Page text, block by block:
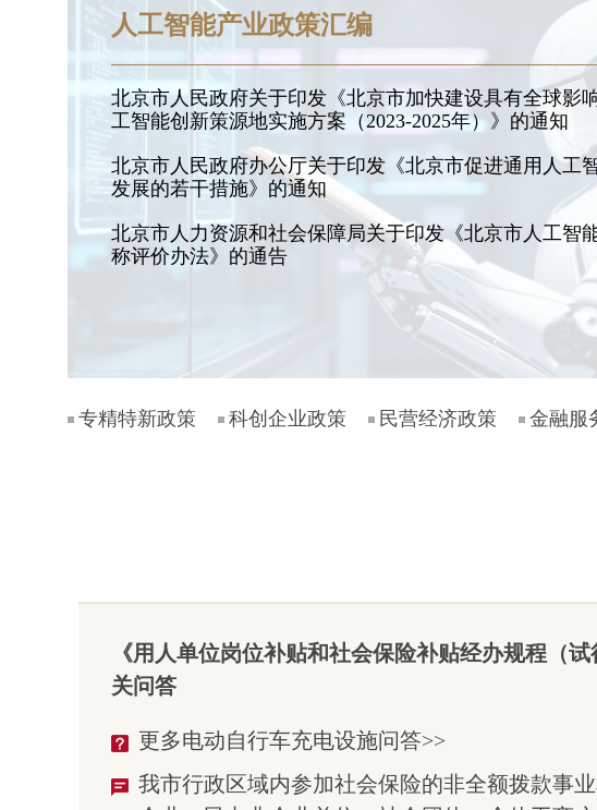
人工智能产业政策汇编
北京市人民政府关于印发《北京市加快建设具有全球影
工智能创新策源地实施方案（2023-2025年）》的通知
北京市人民政府办公厅关于印发《北京市促进通用人工
发展的若干措施》的通知
北京市人力资源和社会保障局关于印发《北京市人工智
称评价办法》的通告
专精特新政策 科创企业政策 民营经济政策 金融服
《用人单位岗位补贴和社会保险补贴经办规程（试
关问答
更多电动自行车充电设施问答>>
我市行政区域内参加社会保险的非全额拨款事业